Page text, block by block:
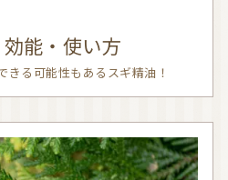
効能・使い方
きる可能性もあるスギ精油！